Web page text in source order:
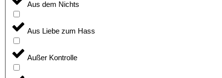
Aus dem Nichts
Aus Liebe zum Hass
Außer Kontrolle